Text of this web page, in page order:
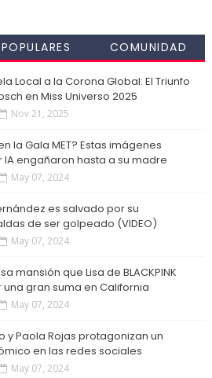
POPULARES COMUNIDAD
Local a la Corona Global: El Triunfo
en Miss Universo 2025
Nov 21, 2025
la Gala MET? Estas imágenes
engañaron hasta a su madre
May 07, 2024
es salvado por su
de ser golpeado (VIDEO)
May 07, 2024
mansión que Lisa de BLACKPINK
gran suma en California
May 07, 2024
y Paola Rojas protagonizan un
en las redes sociales
May 07, 2024